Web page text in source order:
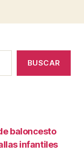
BUSCAR
baloncesto
infantiles